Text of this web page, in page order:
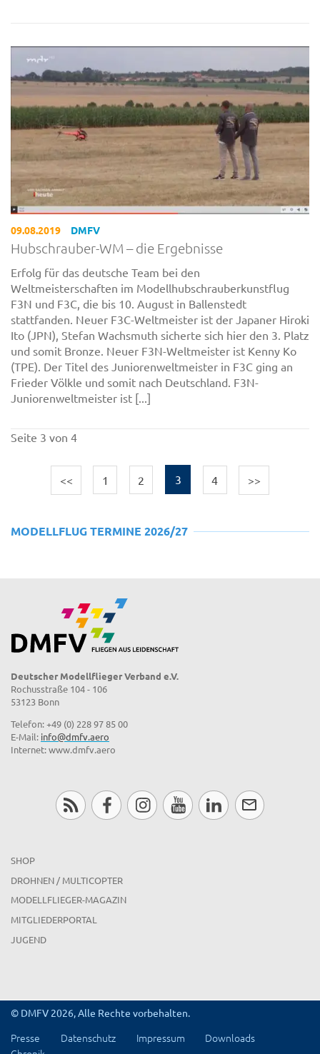
09.08.2019 DMFV
Hubschrauber-WM – die Ergebnisse
Erfolg für das deutsche Team bei den
Weltmeisterschaften im Modellhubschrauberkunstflug
F3N und F3C, die bis 10. August in Ballenstedt
stattfanden. Neuer F3C-Weltmeister ist der Japaner Hiroki
Ito (JPN), Stefan Wachsmuth sicherte sich hier den 3. Platz
und somit Bronze. Neuer F3N-Weltmeister ist Kenny Ko
(TPE). Der Titel des Juniorenweltmeister in F3C ging an
Frieder Völkle und somit nach Deutschland. F3N-
Juniorenweltmeister ist [...]
Seite 3 von 4
<< 1 2 3 4 >>
MODELLFLUG TERMINE 2026/27
Deutscher Modellflieger Verband e.V.
Rochusstraße 104 - 106
53123 Bonn
Telefon: +49 (0) 228 97 85 00
E-Mail: info@dmfv.aero
Internet: www.dmfv.aero
SHOP
DROHNEN / MULTICOPTER
MODELLFLIEGER-MAGAZIN
MITGLIEDERPORTAL
JUGEND
© DMFV 2026, Alle Rechte vorbehalten.
Presse Datenschutz Impressum
Downloads